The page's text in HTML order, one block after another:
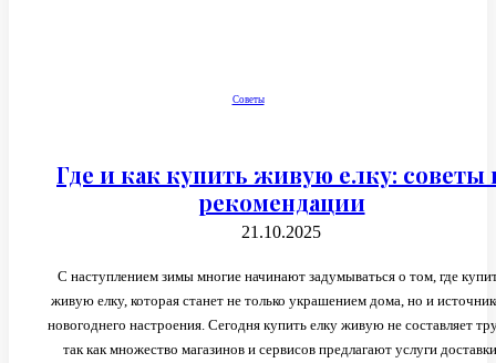
Советы
Где и как купить живую елку: советы
рекомендации
21.10.2025
С наступлением зимы многие начинают задумываться о том, где
живую елку, которая станет не только украшением дома, но и
новогоднего настроения. Сегодня купить елку живую не составляет
так как множество магазинов и сервисов предлагают услуги